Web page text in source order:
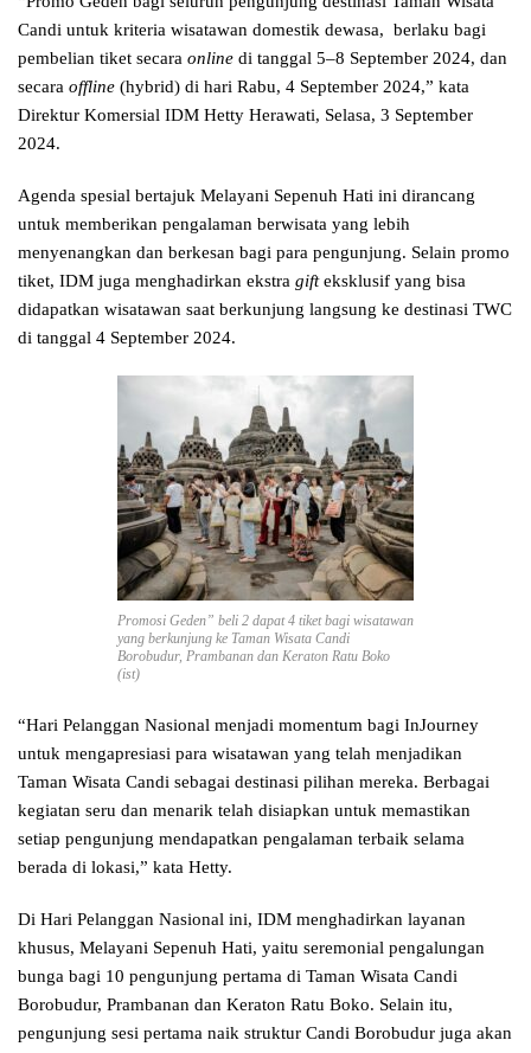
Candi untuk kriteria wisatawan domestik dewasa, berlaku bagi
pembelian tiket secara online di tanggal 5–8 September 2024, dan
secara offline (hybrid) di hari Rabu, 4 September 2024,” kata
Direktur Komersial IDM Hetty Herawati, Selasa, 3 September
2024.
Agenda spesial bertajuk Melayani Sepenuh Hati ini dirancang
untuk memberikan pengalaman berwisata yang lebih
menyenangkan dan berkesan bagi para pengunjung. Selain promo
tiket, IDM juga menghadirkan ekstra gifteksklusif yang bisa
didapatkan wisatawan saat berkunjung langsung ke destinasi TWC
di tanggal 4 September 2024.
Promosi Geden” beli 2 dapat 4 tiket bagi wisatawan
yang berkunjung ke Taman Wisata Candi
Borobudur, Prambanan dan Keraton Ratu Boko
(ist)
“Hari Pelanggan Nasional menjadi momentum bagi InJourney
untuk mengapresiasi para wisatawan yang telah menjadikan
Taman Wisata Candi sebagai destinasi pilihan mereka. Berbagai
kegiatan seru dan menarik telah disiapkan untuk memastikan
setiap pengunjung mendapatkan pengalaman terbaik selama
berada di lokasi,” kata Hetty.
Di Hari Pelanggan Nasional ini, IDM menghadirkan layanan
khusus, Melayani Sepenuh Hati, yaitu seremonial pengalungan
bunga bagi 10 pengunjung pertama di Taman Wisata Candi
Borobudur, Prambanan dan Keraton Ratu Boko. Selain itu,
pengunjung sesi pertama naik struktur Candi Borobudur juga akan